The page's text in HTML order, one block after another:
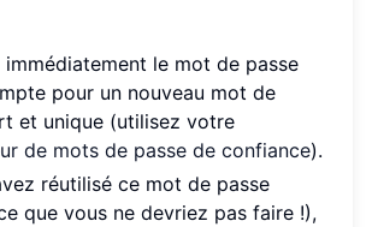
immédiatement le mot de passe
pour un nouveau mot de
et unique (utilisez votre
de mots de passe de confiance).
réutilisé ce mot de passe
que vous ne devriez pas faire !),